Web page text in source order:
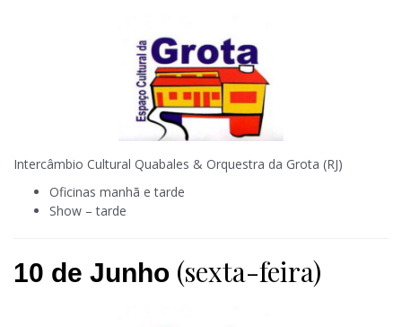
Intercâmbio Cultural Quabales & Orquestra da Grota (RJ)
Oficinas manhã e tarde
Show – tarde
10 de Junho (sexta-feira)